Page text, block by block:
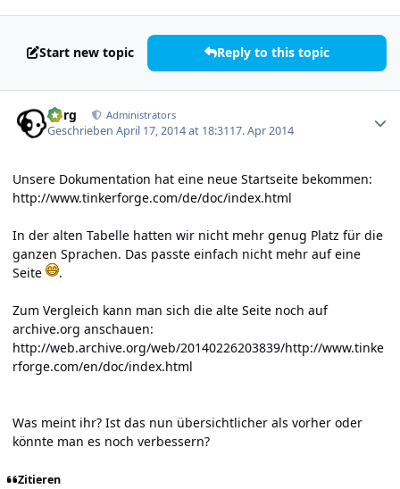
Start new topic Reply to this topic
borg Administrators
GeschriebenApril 17, 2014 at 18:3117. Apr 2014
Unsere Dokumentation hat eine neue Startseite bekommen:
http://www.tinkerforge.com/de/doc/index.html
In der alten Tabelle hatten wir nicht mehr genug Platz für die
ganzen Sprachen. Das passte einfach nicht mehr auf eine
Seite
.
Zum Vergleich kann man sich die alte Seite noch auf
archive.org anschauen:
http://web.archive.org/web/20140226203839/http://www.tinke
rforge.com/en/doc/index.html
Was meint ihr? Ist das nun übersichtlicher als vorher oder
könnte man es noch verbessern?
Zitieren